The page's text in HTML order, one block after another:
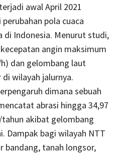
awal April 2021
pola cuaca
Indonesia. Menurut studi,
angin maksimum
dan gelombang laut
wilayah jalurnya.
dimana sebuah
abrasi hingga 34,97
akibat gelombang
Dampak bagi wilayah NTT
bandang, tanah longsor,